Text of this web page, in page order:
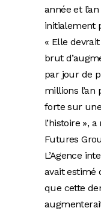
année et
initialement
« Elle
brut
par jour de
millions
forte sur une
l’histoire »,
Futures
L’Agence
avait estimé
que cette